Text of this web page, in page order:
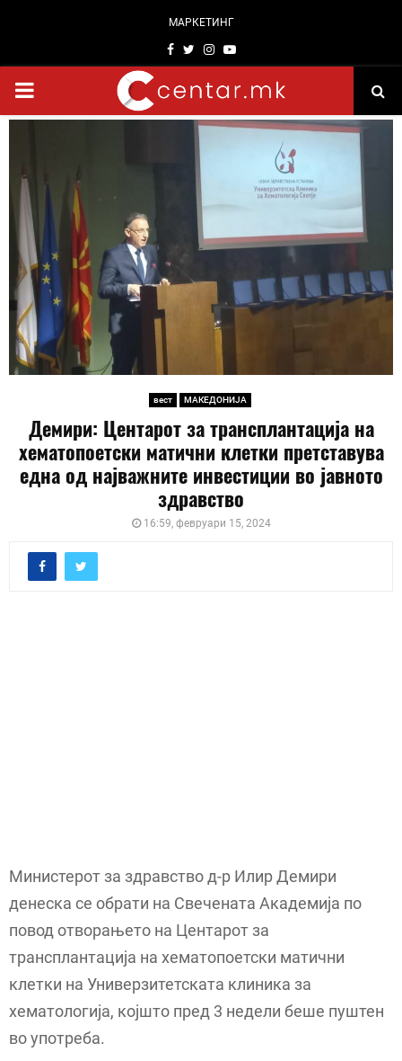
МАРКЕТИНГ
Facebook
TwitterInstagram
Youtube
PRIMARY
вест МАКЕДОНИЈА
Демири: Центарот за трансплантација на
хематопоетски матични клетки претставува
една од најважните инвестиции во јавното
здравство
16:59, февруари 15, 2024
Министерот за здравство д-р Илир Демири
денеска се обрати на Свечената Академија по
повод отворањето на Центарот за
трансплантација на хематопоетски матични
клетки на Универзитетската клиника за
хематологија, којшто пред 3 недели беше пуштен
во употреба.